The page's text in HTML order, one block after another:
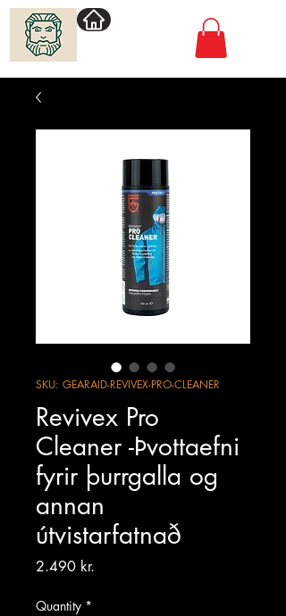
SKU: GEARAID-REVIVEX-PRO-CLEANER
Revivex Pro
Cleaner -Þvottaefni
fyrir þurrgalla og
annan
útvistarfatnað
2.490 kr.
Quantity *